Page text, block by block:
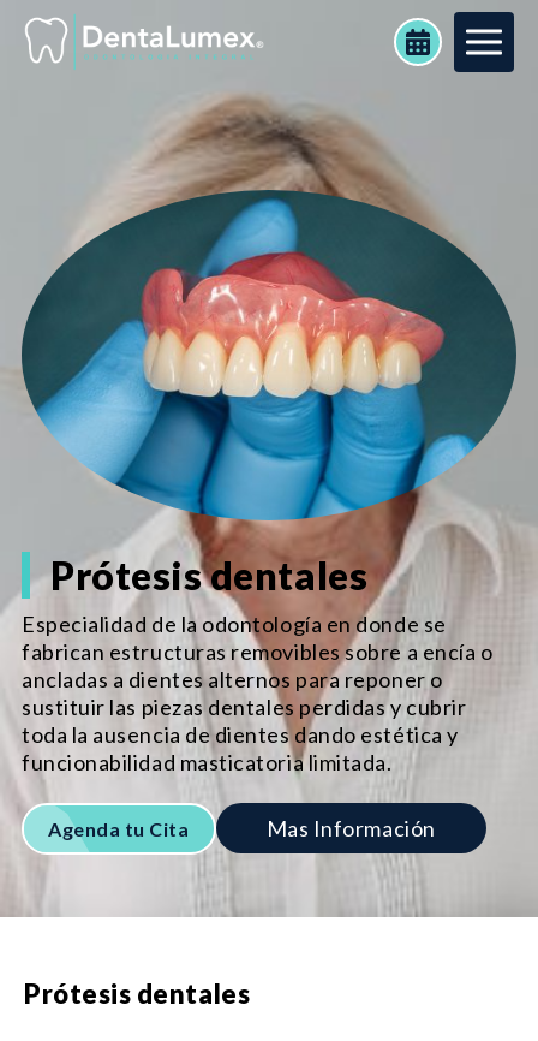
Prótesis dentales
Especialidad de la odontología en donde se
fabrican estructuras removibles sobre a encía o
ancladas a dientes alternos para reponer o
sustituir las piezas dentales perdidas y cubrir
toda la ausencia de dientes dando estética y
funcionabilidad masticatoria limitada.
Agenda tu Cita Mas Información
Prótesis dentales